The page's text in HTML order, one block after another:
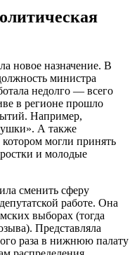
новое назначение. В
министра
недолго — всего
в регионе прошло
Например,
А также
могли принять
и молодые
сменить сферу
работе. Она
выборах (тогда
Представляла
раза в нижнюю палату